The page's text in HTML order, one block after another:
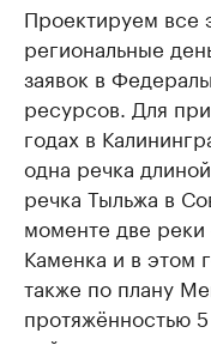
Проектируем все
региональные
заявок в
ресурсов. Для
годах в
одна речка
речка Тыльжа в
моменте две
Каменка и в этом
также по плану
протяжённостью